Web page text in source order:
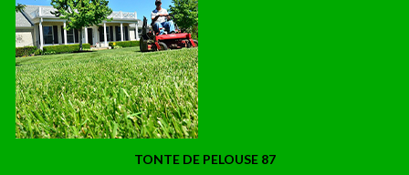
TONTE DE PELOUSE 87